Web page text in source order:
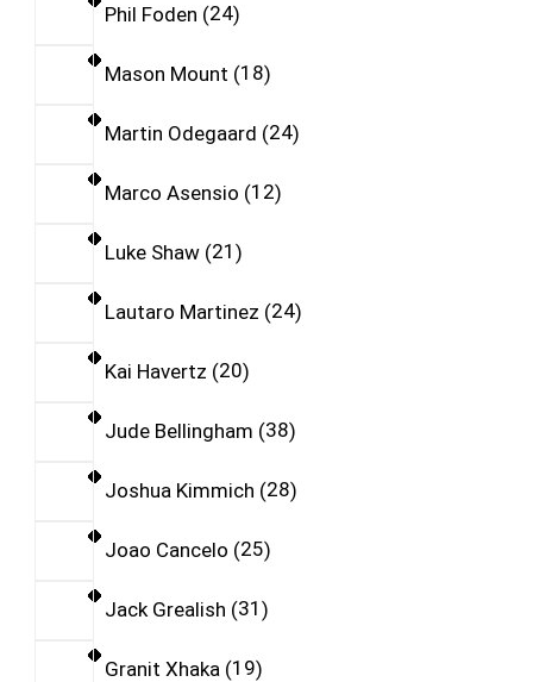
Phil Foden 24
Mason Mount 18
Martin Odegaard 24
Marco Asensio 12
Luke Shaw 21
Lautaro Martinez 24
Kai Havertz 20
Jude Bellingham 38
Joshua Kimmich 28
Joao Cancelo 25
Jack Grealish 31
Granit Xhaka 19